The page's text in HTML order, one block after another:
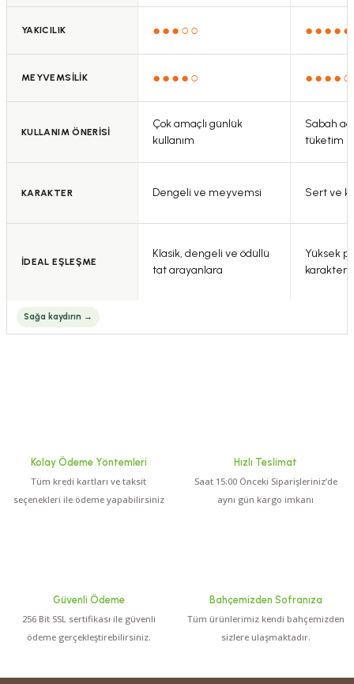
Gönder
YAKICILIK ●●●○○ ●●●●●
MEYVEMSİLİK ●●●●○ ●●●●○
KULLANIM ÖNERİSİ
Çok amaçlı günlük
kullanım
Sabah
tüketim
KARAKTER Dengeli ve meyvemsi Sert ve
İDEAL EŞLEŞME
Klasik, dengeli ve ödüllü
tat arayanlara
Yüksek
karakter
Kolay Ödeme Yöntemleri
Tüm kredi kartları ve taksit
seçenekleri ile ödeme yapabilirsiniz
Hızlı Teslimat
Saat 15:00 Önceki Siparişleriniz’de
aynı gün kargo imkanı
Güvenli Ödeme
256 Bit SSL sertifikası ile güvenli
ödeme gerçekleştirebilirsiniz.
Bahçemizden Sofranıza
Tüm ürünlerimiz kendi bahçemizden
sizlere ulaşmaktadır.